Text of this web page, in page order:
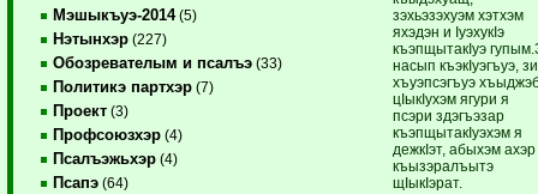
Мэшыкъуэ-2014(5)
Нэтынхэр (227)
Обозревателым и псалъэ (33)
Политикэ партхэр (7)
Проект (3)
Профсоюзхэр (4)
Псалъэжьхэр (4)
Псапэ (64)
зэхьэзэхуэм хэтхэм
яхэдэн и IуэхукIэ
къэпщытакIуэ
насып къэкIуэгъуэ, зи
хъуэпсэгъуэ
цIыкIухэм ягури я
псэри здэгъэзар
къэпщытакIуэхэм я
дежкIэт, абыхэм ахэр
къызэралъытэ
щIыкIэрат.